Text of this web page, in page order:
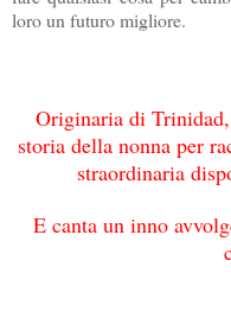
loro un futuro migliore.
Originaria di
storia della nonna per
straordinaria
E canta un inno